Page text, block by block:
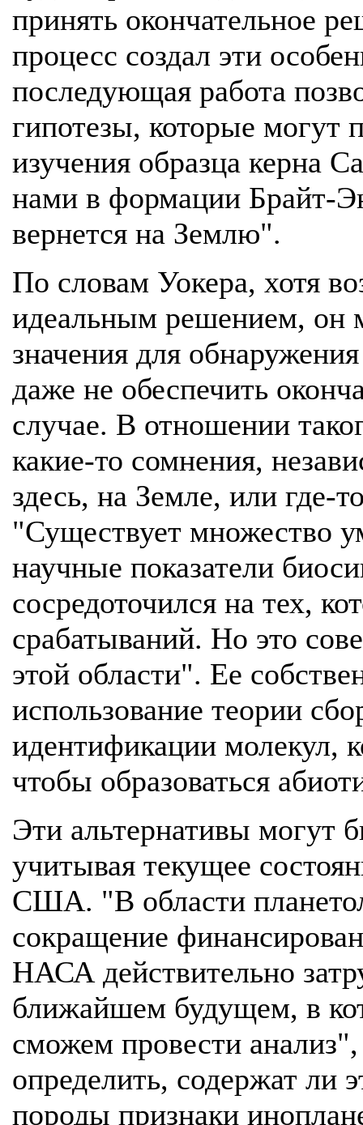
принять окончательное
процесс создал эти
последующая работа
гипотезы, которые могут
изучения образца керна
нами в формации Брайт-
вернется на Землю".
По словам Уокера, хотя
идеальным решением, он
значения для
даже не обеспечить
случае. В отношении
какие-то сомнения,
здесь, на Земле, или где-
"Существует множество
научные показатели
сосредоточился на тех,
срабатываний. Но это
этой области". Ее
использование теории
идентификации молекул,
чтобы образоваться
Эти альтернативы могут
учитывая текущее
США. "В области
сокращение
НАСА действительно
ближайшем будущем, в
сможем провести
определить, содержат ли
породы признаки